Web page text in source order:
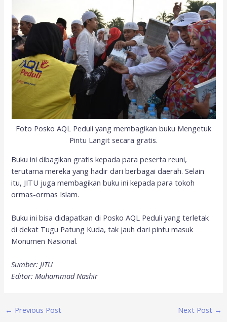
Foto Posko AQL Peduli yang membagikan buku Mengetuk
Pintu Langit secara gratis.
Buku ini dibagikan gratis kepada para peserta reuni,
terutama mereka yang hadir dari berbagai daerah. Selain
itu, JITU juga membagikan buku ini kepada para tokoh
ormas-ormas Islam.
Buku ini bisa didapatkan di Posko AQL Peduli yang terletak
di dekat Tugu Patung Kuda, tak jauh dari pintu masuk
Monumen Nasional.
Sumber: JITU
Editor: Muhammad Nashir
← Previous Post Next Post →